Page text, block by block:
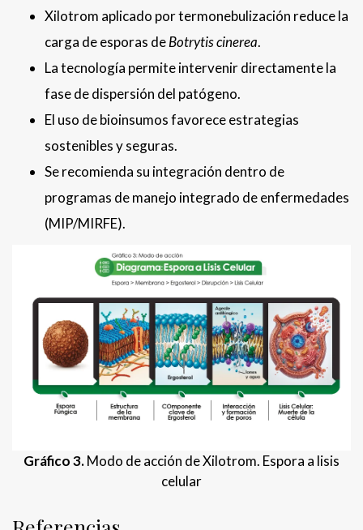
Xilotrom aplicado por termonebulización reduce la
carga de esporas deBotrytis cinerea.
La tecnología permite intervenir directamente la
fase de dispersión del patógeno.
El uso de bioinsumos favorece estrategias
sostenibles y seguras.
Se recomienda su integración dentro de
programas de manejo integrado de enfermedades
(MIP/MIRFE).
Gráfico 3.Modo de acción de Xilotrom. Espora a lisis
celular